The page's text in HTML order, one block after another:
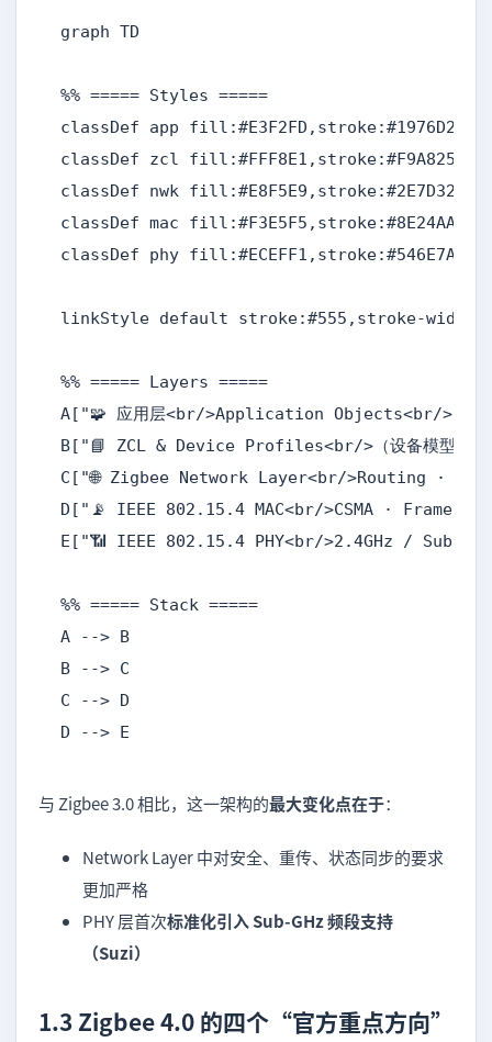
graph TD
%% ===== Styles =====
classDef app
classDef zcl
classDef nwk
classDef mac
classDef phy
linkStyle default stroke:#555,stroke-
%% ===== Layers =====
A["🧩 应用层<br/>Application Objects<br/>（设
B["📘 ZCL & Device Profiles<br/>（设备模型
C["🌐 Zigbee Network Layer<br/>Routing ·
D["📡 IEEE 802.15.4 MAC<br/>CSMA · Frame
E["📶 IEEE 802.15.4 PHY<br/>2.4GHz / Sub-
%% ===== Stack =====
A --> B
B --> C
C --> D
D --> E
与 Zigbee 3.0 相比，这一架构的最大变化点在于：
Network Layer 中对安全、重传、状态同步的要求
更加严格
PHY 层首次标准化引入 Sub-GHz 频段支持
（Suzi）
1.3 Zigbee 4.0 的四个“官方重点方向”